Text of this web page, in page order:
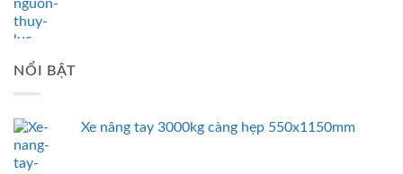
NỔI BẬT
Xe nâng tay 3000kg càng hẹp 550x1150mm